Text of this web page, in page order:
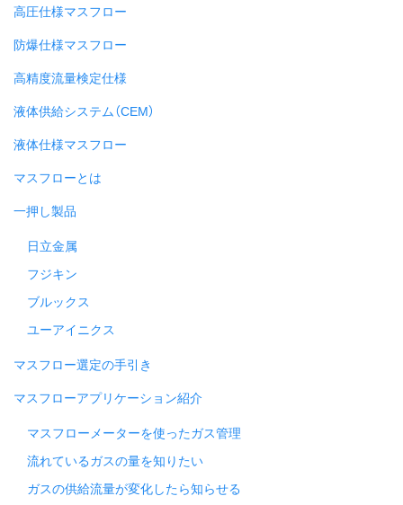
高圧仕様マスフロー
防爆仕様マスフロー
高精度流量検定仕様
液体供給システム（CEM）
液体仕様マスフロー
マスフローとは
一押し製品
日立金属
フジキン
ブルックス
ユーアイニクス
マスフロー選定の手引き
マスフローアプリケーション紹介
マスフローメーターを使ったガス管理
流れているガスの量を知りたい
ガスの供給流量が変化したら知らせる